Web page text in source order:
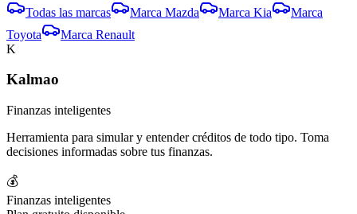
Todas las marcas Marca Mazda Marca Kia
Marca
Toyota
Marca Renault
K
Kalmao
Finanzas inteligentes
Herramienta para simular y entender créditos de todo tipo. Toma
decisiones informadas sobre tus finanzas.
💰
Finanzas inteligentes